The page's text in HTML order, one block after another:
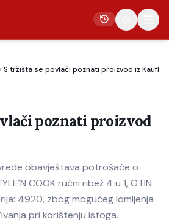
S tržišta se povlači poznati proizvod iz
poznati proizvod
obavještava potrošače o
COOK ručni ribež 4 u 1, GTIN
4920, zbog mogućeg lomljenja
pri korištenju istoga.